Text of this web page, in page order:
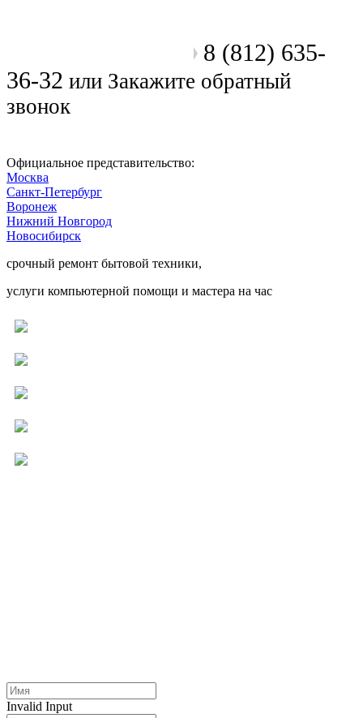
8 (812) 635-
36-32 или Закажите обратный
звонок
Официальное представительство:
Москва
Санкт-Петербург
Воронеж
Нижний Новгород
Новосибирск
срочный ремонт бытовой техники,
услуги компьютерной помощи и мастера на час
Invalid Input